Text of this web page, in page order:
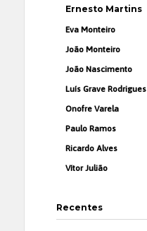
Ernesto Martins
Eva Monteiro
João Monteiro
João Nascimento
Luís Grave Rodrigues
Onofre Varela
Paulo Ramos
Ricardo Alves
Vítor Julião
Recentes